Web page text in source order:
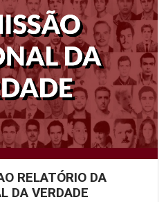
RELATÓRIO DA
DA VERDADE